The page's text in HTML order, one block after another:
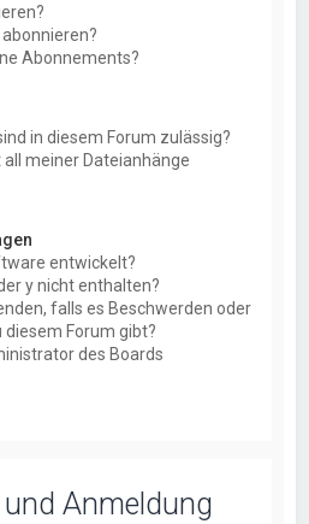
Abonnements?
in diesem Forum zulässig?
all meiner Dateianhänge
entwickelt?
y nicht enthalten?
falls es Beschwerden oder
Forum gibt?
des Boards
Anmeldung